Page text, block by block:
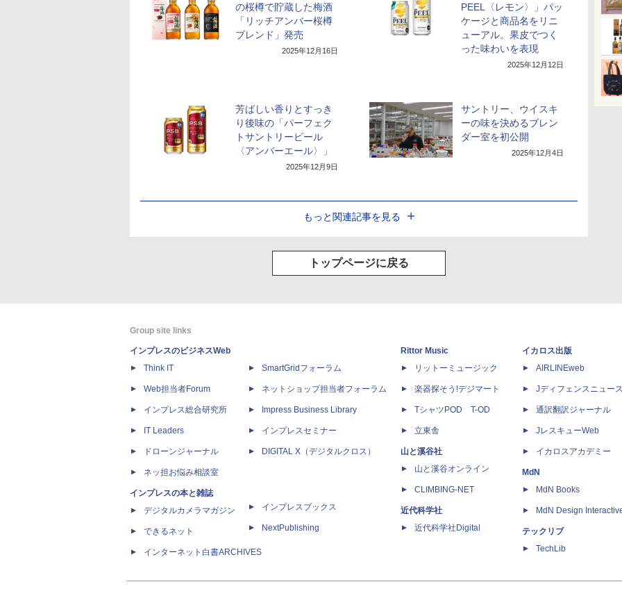
の桜樽で貯蔵した梅酒
「リッチアンバー桜樽
ブレンド」発売
2025年12月16日
PEEL〈レモン〉」パッ
ケージと商品名をリニ
ューアル。果皮でつく
った味わいを表現
2025年12月12日
芳ばしい香りとすっき
り後味の「パーフェク
トサントリービール
〈アンバーエール〉」
2025年12月9日
サントリー、ウイスキ
ーの味を決めるブレン
ダー室を初公開
2025年12月4日
もっと関連記事を見る
トップページに戻る
Group site links
インプレスのビジネスWeb
Think IT
Web担当者Forum
インプレス総合研究所
IT Leaders
ドローンジャーナル
ネッ担お悩み相談室
インプレスの本と雑誌
デジタルカメラマガジン
できるネット
インターネット白書ARCHIVES
SmartGridフォーラム
ネットショップ担当者フォーラム
Impress Business Library
インプレスセミナー
DIGITAL X（デジタルクロス）
インプレスブックス
NextPublishing
Rittor Music
リットーミュージック
楽器探そう!デジマート
TシャツPOD T-OD
立東舎
山と溪谷社
山と溪谷オンライン
CLIMBING-NET
近代科学社
近代科学社Digital
イカロス出版
AIRLINEweb
Jディフェンスニュー
通訳翻訳ジャーナル
JレスキューWeb
イカロスアカデミー
MdN
MdN Books
MdN Design
テックリブ
TechLib